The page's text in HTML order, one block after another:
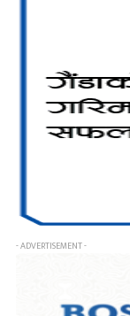
- ADVERTISEMENT -